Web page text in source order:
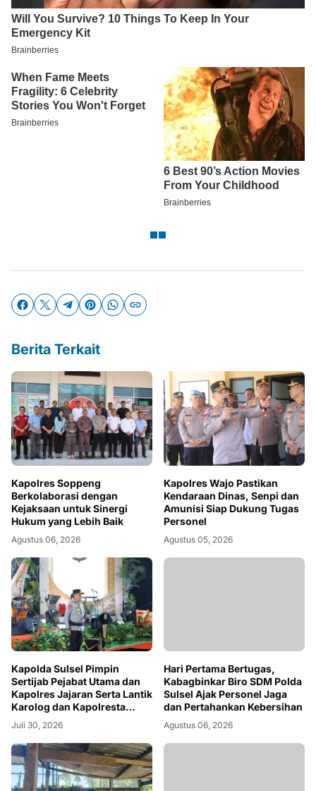
Berita Terkait
Kapolres Soppeng
Berkolaborasi dengan
Kejaksaan untuk Sinergi
Hukum yang Lebih Baik
Agustus 06, 2026
Kapolres Wajo Pastikan
Kendaraan Dinas, Senpi dan
Amunisi Siap Dukung Tugas
Personel
Agustus 05, 2026
Kapolda Sulsel Pimpin
Sertijab Pejabat Utama dan
Kapolres Jajaran Serta Lantik
Karolog dan Kapolresta
Gowa
Juli 30, 2026
Hari Pertama Bertugas,
Kabagbinkar Biro SDM Polda
Sulsel Ajak Personel Jaga
dan Pertahankan Kebersihan
Agustus 06, 2026